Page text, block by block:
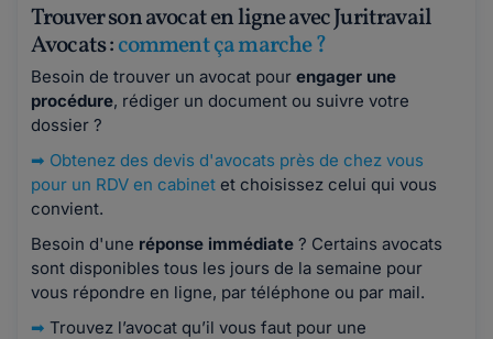
Trouver son avocat en ligne avec Juritravail
Avocats :comment ça marche ?
Besoin de trouver un avocat pour engager une
procédure, rédiger un document ou suivre votre
dossier ?
➡ Obtenez des devis d'avocats près de chez vous
pour un RDV en cabinet et choisissez celui qui vous
convient.
Besoin d'une réponse immédiate ? Certains avocats
sont disponibles tous les jours de la semaine pour
vous répondre en ligne, par téléphone ou par mail.
➡ Trouvez l’avocat qu’il vous faut pour une